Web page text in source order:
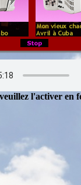
l'activer en